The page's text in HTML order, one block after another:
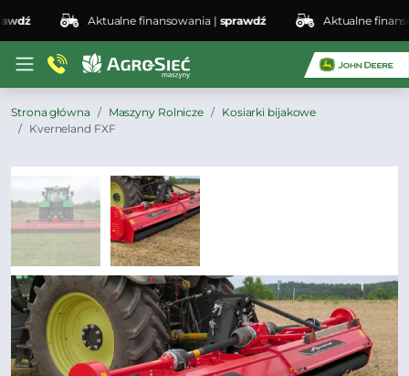
Aktualne finansowania |sprawdź Aktualne
Strona główna Maszyny Rolnicze
Kosiarki bijakowe
Kverneland FXF